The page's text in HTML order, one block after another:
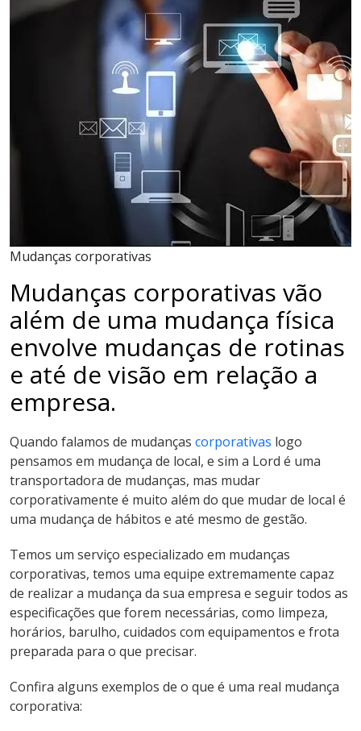
Mudanças corporativas
Mudanças corporativas vão
além de uma mudança física
envolve mudanças de rotinas
e até de visão em relação a
empresa.
Quando falamos de mudanças corporativas logo
pensamos em mudança de local, e sim a Lord é uma
transportadora de mudanças, mas mudar
corporativamente é muito além do que mudar de local é
uma mudança de hábitos e até mesmo de gestão.
Temos um serviço especializado em mudanças
corporativas, temos uma equipe extremamente capaz
de realizar a mudança da sua empresa e seguir todos as
especificações que forem necessárias, como limpeza,
horários, barulho, cuidados com equipamentos e frota
preparada para o que precisar.
Confira alguns exemplos de o que é uma real mudança
corporativa: